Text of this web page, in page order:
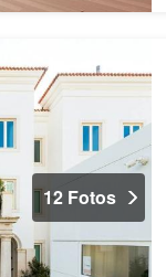
12 Fotos